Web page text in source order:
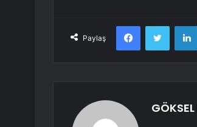
Paylaş
FacebookTwitter